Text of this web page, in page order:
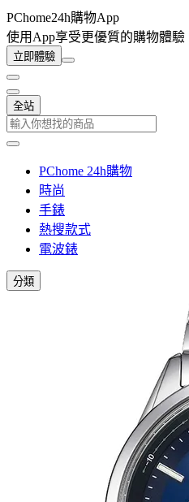
PChome24h購物App
使用App享受更優質的購物體驗
立即體驗
全站
PChome 24h購物
時尚
手錶
熱搜款式
電波錶
分類